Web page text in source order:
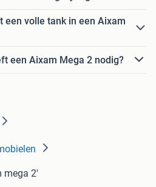
een volle tank in een Aixam
een Aixam Mega 2 nodig?
mega 2'